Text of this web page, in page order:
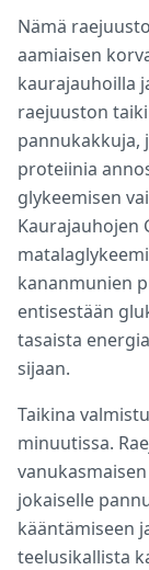
Nämä
aamiaisen
kaurajauhoilla
raejuuston
pannukakkuja,
proteiinia
glykeemisen
Kaurajauhojen
kananmunien
entisestään
tasaista
sijaan.
Taikina
minuutissa.
jokaiselle
kääntämiseen
teelusikallista